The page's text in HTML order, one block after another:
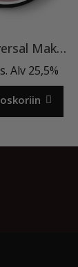
Ritzy”Universal Make Up”15ml, rakennegeeli TPO vapaa
Alv 25,5%